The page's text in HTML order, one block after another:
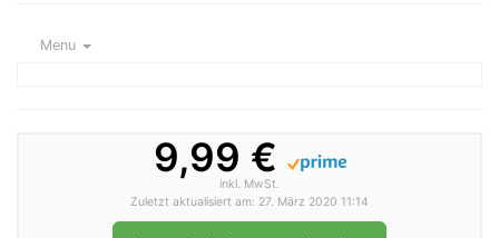
Menu
9,99 €
inkl. MwSt.
Zuletzt aktualisiert am: 27. März 2020 11:14